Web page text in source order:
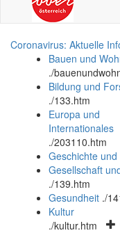
Coronavirus: Aktuelle
Bauen und
./
Bildung und
./133.htm
Europa und
Internationales
./203110.htm
Geschichte
Gesellschaft
./139.htm
Gesundheit ./
Kultur
./kultur.htm